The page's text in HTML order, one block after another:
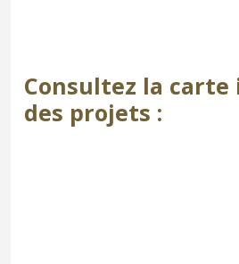
Consultez la
des projets :